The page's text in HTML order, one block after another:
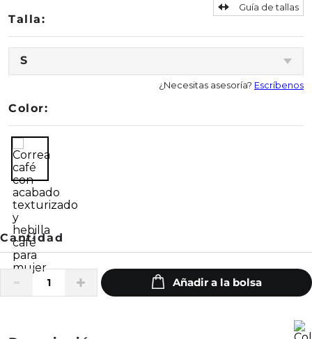
S
Guía de tallas
¿Necesitas asesoría? Escríbenos
Color: